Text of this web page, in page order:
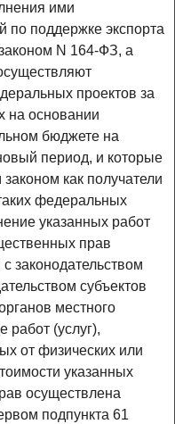
ими
по поддержке экспорта
N 164-ФЗ, а
проектов за
на основании
бюджете на
период, и которые
как получатели
федеральных
указанных работ
прав
законодательством
субъектов
местного
работ (услуг),
от физических или
указанных
осуществлена
подпункта 61